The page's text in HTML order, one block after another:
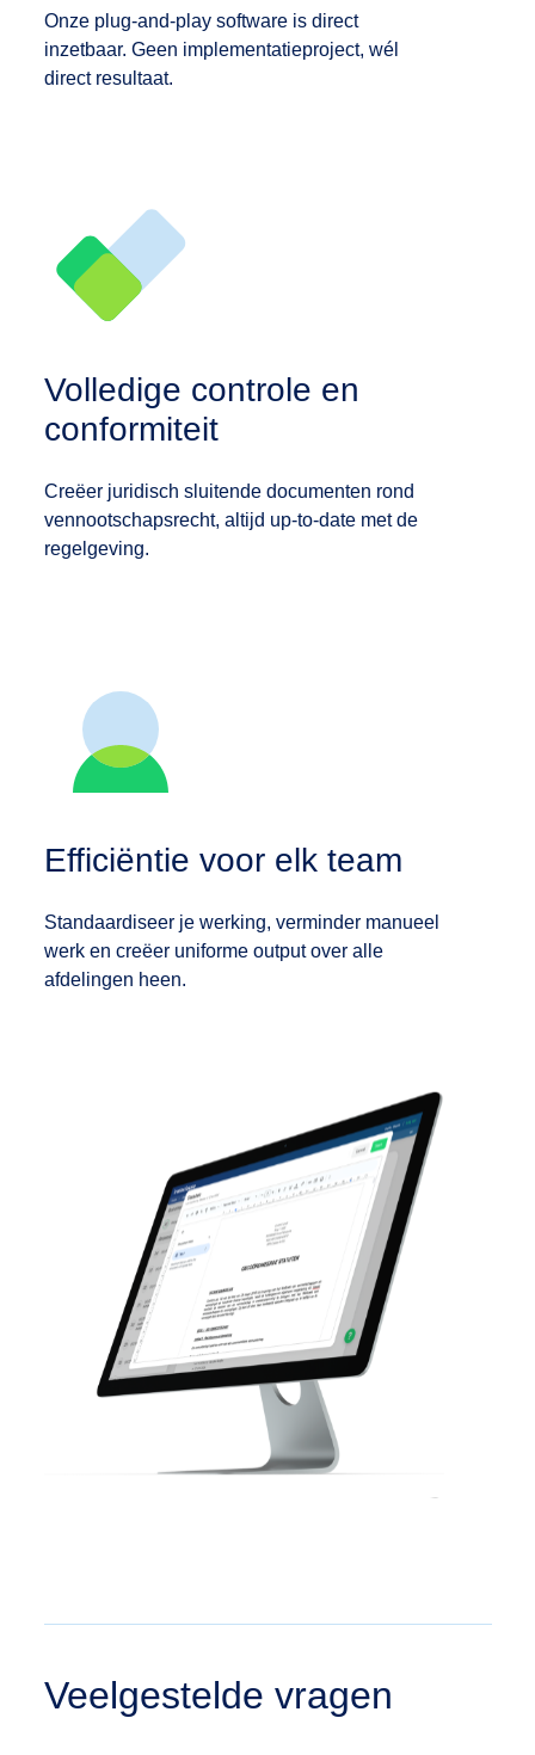
Onze plug-and-play software is direct
inzetbaar. Geen implementatieproject, wél
direct resultaat.
Volledige controle en
conformiteit
Creëer juridisch sluitende documenten rond
vennootschapsrecht, altijd up-to-date met de
regelgeving.
Efficiëntie voor elk team
Standaardiseer je werking, verminder manueel
werk en creëer uniforme output over alle
afdelingen heen.
Veelgestelde vragen